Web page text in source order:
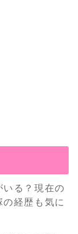
いる？現在の
経歴も気に